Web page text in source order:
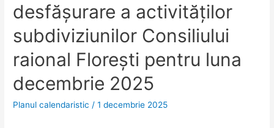
desfăşurare a activităților
subdiviziunilor Consiliului
raional Floreşti pentru luna
decembrie 2025
Planul calendaristic /1 decembrie 2025